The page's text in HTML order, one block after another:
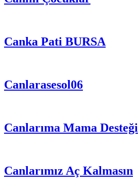
Canka Pati BURSA
Canlarasesol06
Canlarıma Mama Desteği
Canlarımız Aç Kalmasın